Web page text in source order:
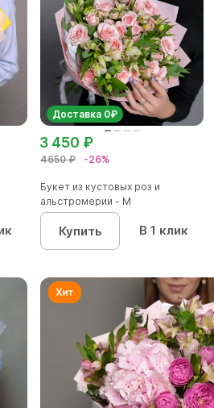
Доставка 0₽
4650 ₽ -26%
3 450 ₽
Букет из кустовых роз и
альстромерии - М
Купить В 1 клик